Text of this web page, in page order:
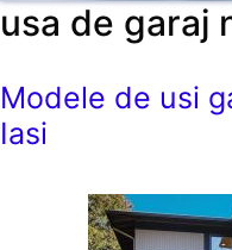
usa de garaj
Modele de usi
Iasi